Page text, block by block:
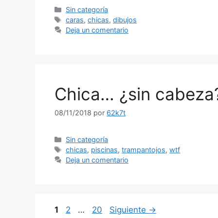
Categorías
Sin categoría
Etiquetas
caras,chicas,dibujos
Deja un comentario
Chica… ¿sin
08/11/2018 por 62k7t
Categorías
Sin categoría
Etiquetas
chicas, piscinas,trampantojos,wtf
Deja un comentario
Página
1 Página
2 … Página
20 Siguiente →